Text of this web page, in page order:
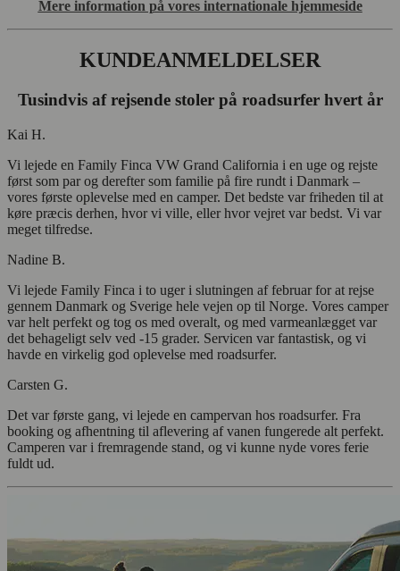
Mere information på vores internationale hjemmeside
KUNDEANMELDELSER
Tusindvis af rejsende stoler på roadsurfer hvert år
Kai H.
Vi lejede en Family Finca VW Grand California i en uge og rejste
først som par og derefter som familie på fire rundt i Danmark –
vores første oplevelse med en camper. Det bedste var friheden til at
køre præcis derhen, hvor vi ville, eller hvor vejret var bedst. Vi var
meget tilfredse.
Nadine B.
Vi lejede Family Finca i to uger i slutningen af februar for at rejse
gennem Danmark og Sverige hele vejen op til Norge. Vores camper
var helt perfekt og tog os med overalt, og med varmeanlægget var
det behageligt selv ved -15 grader. Servicen var fantastisk, og vi
havde en virkelig god oplevelse med roadsurfer.
Carsten G.
Det var første gang, vi lejede en campervan hos roadsurfer. Fra
booking og afhentning til aflevering af vanen fungerede alt perfekt.
Camperen var i fremragende stand, og vi kunne nyde vores ferie
fuldt ud.